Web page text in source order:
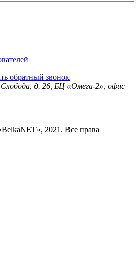
обратный звонок
Слобода, д. 26, БЦ «Омега-2», офис
2021. Все права